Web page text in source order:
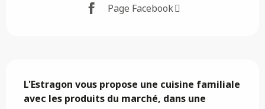
Page Facebook
L'Estragon vous propose une cuisine familiale
avec les produits du marché, dans une